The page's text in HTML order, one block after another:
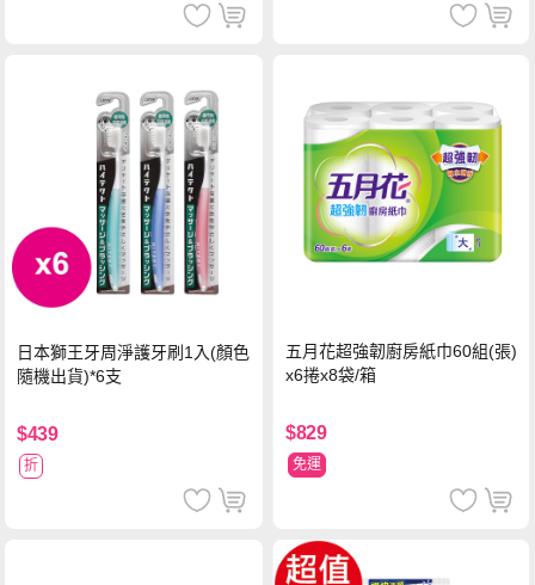
日本獅王牙周淨護牙刷1入(顏色
隨機出貨)*6支
$439
折
五月花超強韌廚房紙巾60組(張)
x6捲x8袋/箱
$829
免運